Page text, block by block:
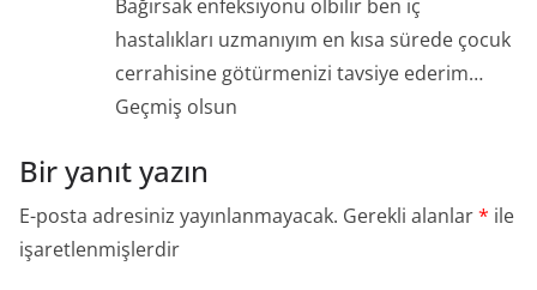
Bağırsak enfeksiyonu olbilir ben iç
hastalıkları uzmanıyım en kısa sürede çocuk
cerrahisine götürmenizi tavsiye ederim…
Geçmiş olsun
Bir yanıt yazın
E-posta adresiniz yayınlanmayacak. Gerekli alanlar* ile
işaretlenmişlerdir